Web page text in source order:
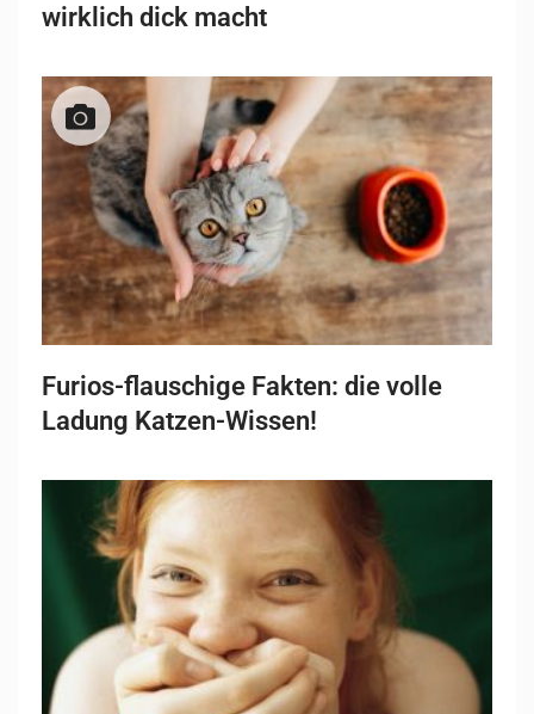
wirklich dick macht
Furios-flauschige Fakten: die volle
Ladung Katzen-Wissen!